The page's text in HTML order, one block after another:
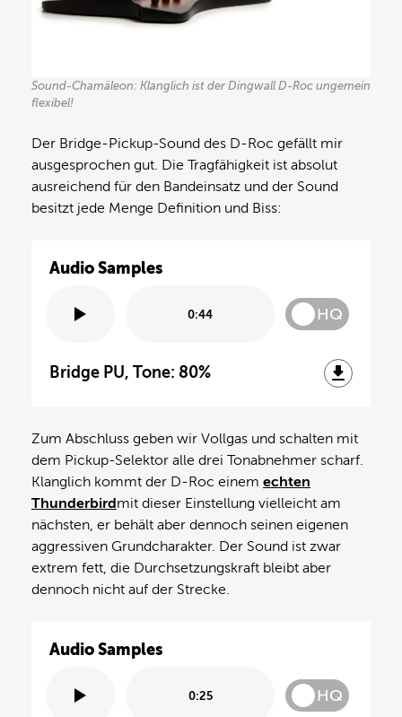
Sound-Chamäleon: Klanglich ist der Dingwall D-Roc ungemein
flexibel!
Der Bridge-Pickup-Sound des D-Roc gefällt mir
ausgesprochen gut. Die Tragfähigkeit ist absolut
ausreichend für den Bandeinsatz und der Sound
besitzt jede Menge Definition und Biss:
Audio Samples
0:44 HQ
Bridge PU, Tone: 80%
Zum Abschluss geben wir Vollgas und schalten mit
dem Pickup-Selektor alle drei Tonabnehmer scharf.
Klanglich kommt der D-Roc einem echten
Thunderbirdmit dieser Einstellung vielleicht am
nächsten, er behält aber dennoch seinen eigenen
aggressiven Grundcharakter. Der Sound ist zwar
extrem fett, die Durchsetzungskraft bleibt aber
dennoch nicht auf der Strecke.
Audio Samples
0:25 HQ